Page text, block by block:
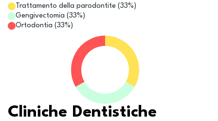
Trattamento della parodontite (33%)
Gengivectomia (33%)
Ortodontia (33%)
Cliniche Dentistiche